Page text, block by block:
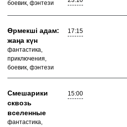
боевик, фэнтези
Өрмекші адам:
жаңа күн
фантастика,
приключения,
боевик, фэнтези
17:15
Смешарики
сквозь
вселенные
фантастика,
15:00